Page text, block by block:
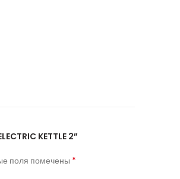
KETTLE 2”
поля помечены *